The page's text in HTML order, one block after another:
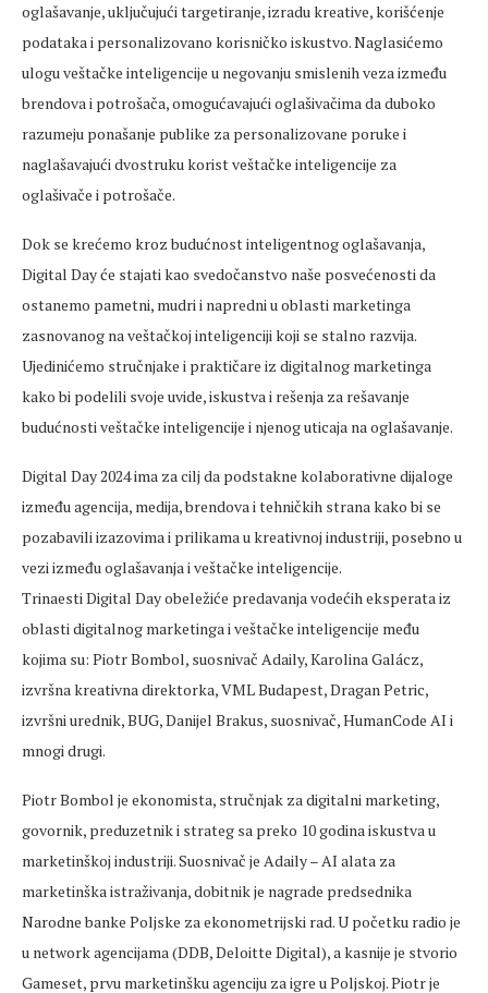
oglašavanje, uključujući targetiranje, izradu kreative, korišćenje
podataka i personalizovano korisničko iskustvo. Naglasićemo
ulogu veštačke inteligencije u negovanju smislenih veza između
brendova i potrošača, omogućavajući oglašivačima da duboko
razumeju ponašanje publike za personalizovane poruke i
naglašavajući dvostruku korist veštačke inteligencije za
oglašivače i potrošače.
Dok se krećemo kroz budućnost inteligentnog oglašavanja,
Digital Day će stajati kao svedočanstvo naše posvećenosti da
ostanemo pametni, mudri i napredni u oblasti marketinga
zasnovanog na veštačkoj inteligenciji koji se stalno razvija.
Ujedinićemo stručnjake i praktičare iz digitalnog marketinga
kako bi podelili svoje uvide, iskustva i rešenja za rešavanje
budućnosti veštačke inteligencije i njenog uticaja na oglašavanje.
Digital Day 2024 ima za cilj da podstakne kolaborativne dijaloge
između agencija, medija, brendova i tehničkih strana kako bi se
pozabavili izazovima i prilikama u kreativnoj industriji, posebno u
vezi između oglašavanja i veštačke inteligencije.
Trinaesti Digital Day obeležiće predavanja vodećih eksperata iz
oblasti digitalnog marketinga i veštačke inteligencije među
kojima su: Piotr Bombol, suosnivač Adaily, Karolina Galácz,
izvršna kreativna direktorka, VML Budapest, Dragan Petric,
izvršni urednik, BUG, Danijel Brakus, suosnivač, HumanCode AI i
mnogi drugi.
Piotr Bombol je ekonomista, stručnjak za digitalni marketing,
govornik, preduzetnik i strateg sa preko 10 godina iskustva u
marketinškoj industriji. Suosnivač je Adaily – AI alata za
marketinška istraživanja, dobitnik je nagrade predsednika
Narodne banke Poljske za ekonometrijski rad. U početku radio je
u network agencijama (DDB, Deloitte Digital), a kasnije je stvorio
Gameset, prvu marketinšku agenciju za igre u Poljskoj. Piotr je